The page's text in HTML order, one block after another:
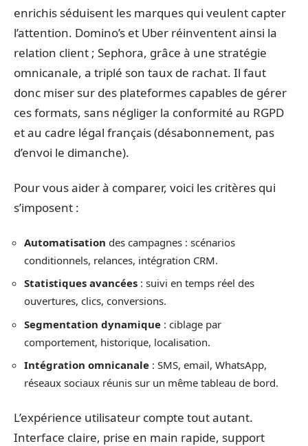
enrichis séduisent les marques qui veulent capter
l’attention. Domino’s et Uber réinventent ainsi la
relation client ; Sephora, grâce à une stratégie
omnicanale, a triplé son taux de rachat. Il faut
donc miser sur des plateformes capables de gérer
ces formats, sans négliger la conformité au RGPD
et au cadre légal français (désabonnement, pas
d’envoi le dimanche).
Pour vous aider à comparer, voici les critères qui
s’imposent :
Automatisation des campagnes : scénarios
conditionnels, relances, intégration CRM.
Statistiques avancées : suivi en temps réel des
ouvertures, clics, conversions.
Segmentation dynamique : ciblage par
comportement, historique, localisation.
Intégration omnicanale : SMS, email, WhatsApp,
réseaux sociaux réunis sur un même tableau de bord.
L’expérience utilisateur compte tout autant.
Interface claire, prise en main rapide, support